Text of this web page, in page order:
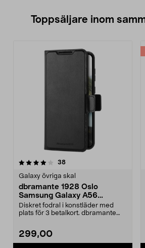
Toppsäljare inom
38recensioner
Galaxy övriga skal
dbramante 1928 Oslo
Samsung Galaxy A56
plånboksfodral
Diskret fodral i konstläder med
plats för 3 betalkort. dbramante
299,00
4.5 av 5 stjärnor